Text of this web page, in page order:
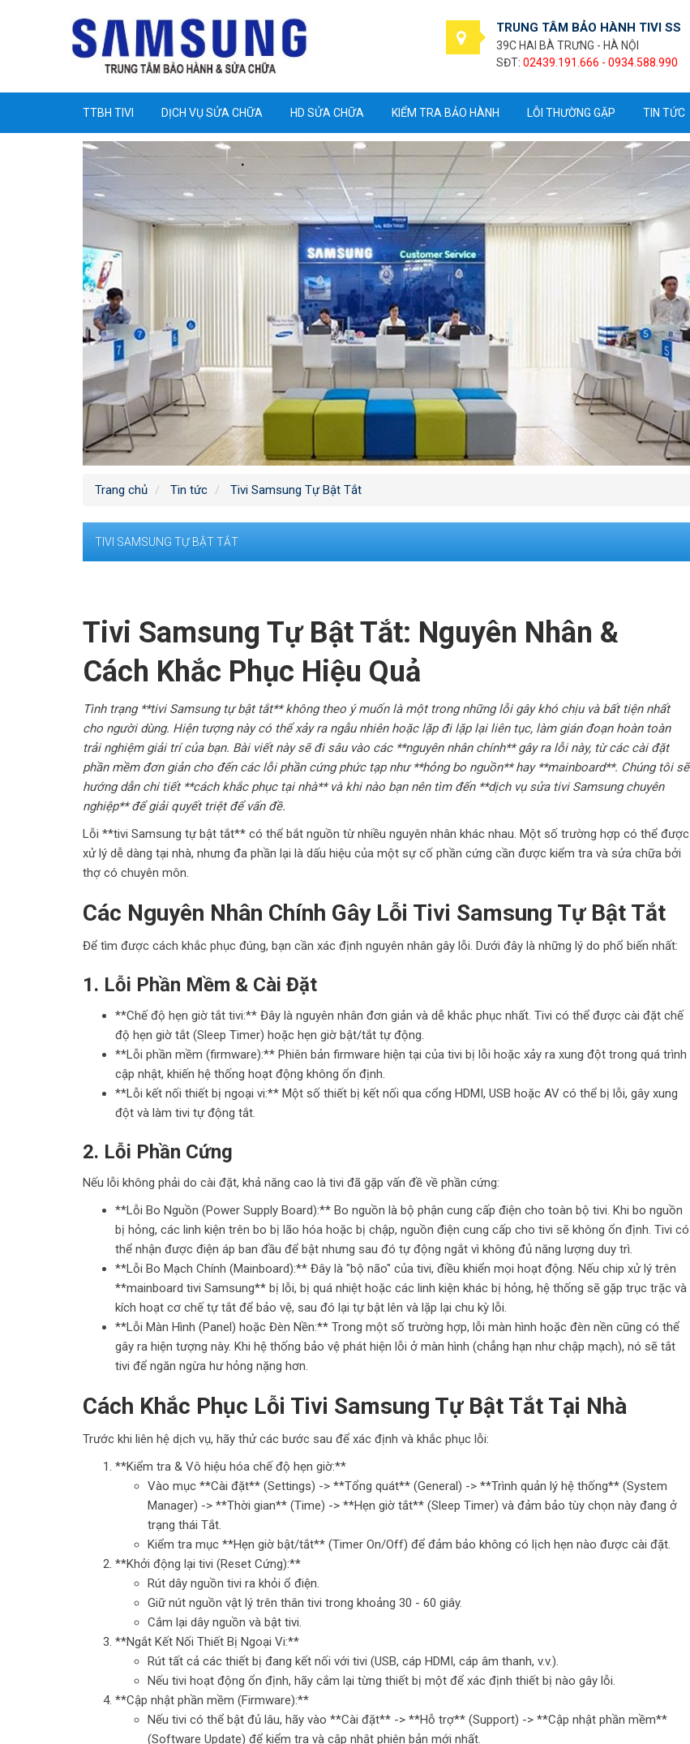
TRUNG TÂM BẢO HÀNH TIVI SS
39C HAI BÀ TRƯNG - HÀ NỘI
SĐT: 02439.191.666 - 0934.588.990
TTBH TIVI DỊCH VỤ SỬA CHỮA HD SỬA CHỮA KIỂM TRA BẢO HÀNH LỖI THƯỜNG GẶP TIN TỨC
Trang chủ Tin tức Tivi Samsung Tự Bật Tắt
TIVI SAMSUNG TỰ BẬT TẮT
Tivi Samsung Tự Bật Tắt: Nguyên Nhân &
Cách Khắc Phục Hiệu Quả
Tình trạng **tivi Samsung tự bật tắt** không theo ý muốn là một trong những lỗi gây khó chịu và bất tiện nhất
cho người dùng. Hiện tượng này có thể xảy ra ngẫu nhiên hoặc lặp đi lặp lại liên tục, làm gián đoạn hoàn toàn
trải nghiệm giải trí của bạn. Bài viết này sẽ đi sâu vào các **nguyên nhân chính** gây ra lỗi này, từ các cài đặt
phần mềm đơn giản cho đến các lỗi phần cứng phức tạp như **hỏng bo nguồn** hay **mainboard**. Chúng tôi sẽ
hướng dẫn chi tiết **cách khắc phục tại nhà** và khi nào bạn nên tìm đến **dịch vụ sửa tivi Samsung chuyên
nghiệp** để giải quyết triệt để vấn đề.
Lỗi **tivi Samsung tự bật tắt** có thể bắt nguồn từ nhiều nguyên nhân khác nhau. Một số trường hợp có thể được
xử lý dễ dàng tại nhà, nhưng đa phần lại là dấu hiệu của một sự cố phần cứng cần được kiểm tra và sửa chữa bởi
thợ có chuyên môn.
Các Nguyên Nhân Chính Gây Lỗi Tivi Samsung Tự Bật Tắt
Để tìm được cách khắc phục đúng, bạn cần xác định nguyên nhân gây lỗi. Dưới đây là những lý do phổ biến nhất:
1. Lỗi Phần Mềm & Cài Đặt
**Chế độ hẹn giờ tắt tivi:** Đây là nguyên nhân đơn giản và dễ khắc phục nhất. Tivi có thể được cài đặt chế
độ hẹn giờ tắt (Sleep Timer) hoặc hẹn giờ bật/tắt tự động.
**Lỗi phần mềm (firmware):** Phiên bản firmware hiện tại của tivi bị lỗi hoặc xảy ra xung đột trong quá trình
cập nhật, khiến hệ thống hoạt động không ổn định.
**Lỗi kết nối thiết bị ngoại vi:** Một số thiết bị kết nối qua cổng HDMI, USB hoặc AV có thể bị lỗi, gây xung
đột và làm tivi tự động tắt.
2. Lỗi Phần Cứng
Nếu lỗi không phải do cài đặt, khả năng cao là tivi đã gặp vấn đề về phần cứng:
**Lỗi Bo Nguồn (Power Supply Board):** Bo nguồn là bộ phận cung cấp điện cho toàn bộ tivi. Khi bo nguồn
bị hỏng, các linh kiện trên bo bị lão hóa hoặc bị chập, nguồn điện cung cấp cho tivi sẽ không ổn định. Tivi có
thể nhận được điện áp ban đầu để bật nhưng sau đó tự động ngắt vì không đủ năng lượng duy trì.
**Lỗi Bo Mạch Chính (Mainboard):** Đây là "bộ não" của tivi, điều khiển mọi hoạt động. Nếu chip xử lý trên
**mainboard tivi Samsung** bị lỗi, bị quá nhiệt hoặc các linh kiện khác bị hỏng, hệ thống sẽ gặp trục trặc và
kích hoạt cơ chế tự tắt để bảo vệ, sau đó lại tự bật lên và lặp lại chu kỳ lỗi.
**Lỗi Màn Hình (Panel) hoặc Đèn Nền:** Trong một số trường hợp, lỗi màn hình hoặc đèn nền cũng có thể
gây ra hiện tượng này. Khi hệ thống bảo vệ phát hiện lỗi ở màn hình (chẳng hạn như chập mạch), nó sẽ tắt
tivi để ngăn ngừa hư hỏng nặng hơn.
Cách Khắc Phục Lỗi Tivi Samsung Tự Bật Tắt Tại Nhà
Trước khi liên hệ dịch vụ, hãy thử các bước sau để xác định và khắc phục lỗi:
**Kiểm tra & Vô hiệu hóa chế độ hẹn giờ:**
Vào mục **Cài đặt** (Settings) -> **Tổng quát** (General) -> **Trình quản lý hệ thống** (System
Manager) -> **Thời gian** (Time) -> **Hẹn giờ tắt** (Sleep Timer) và đảm bảo tùy chọn này đang ở
trạng thái Tắt.
Kiểm tra mục **Hẹn giờ bật/tắt** (Timer On/Off) để đảm bảo không có lịch hẹn nào được cài đặt.
**Khởi động lại tivi (Reset Cứng):**
Rút dây nguồn tivi ra khỏi ổ điện.
Giữ nút nguồn vật lý trên thân tivi trong khoảng 30 - 60 giây.
Cắm lại dây nguồn và bật tivi.
**Ngắt Kết Nối Thiết Bị Ngoại Vi:**
Rút tất cả các thiết bị đang kết nối với tivi (USB, cáp HDMI, cáp âm thanh, v.v.).
Nếu tivi hoạt động ổn định, hãy cắm lại từng thiết bị một để xác định thiết bị nào gây lỗi.
**Cập nhật phần mềm (Firmware):**
Nếu tivi có thể bật đủ lâu, hãy vào **Cài đặt** -> **Hỗ trợ** (Support) -> **Cập nhật phần mềm**
(Software Update) để kiểm tra và cập nhật phiên bản mới nhất.